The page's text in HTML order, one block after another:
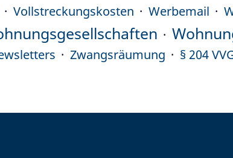
Vollstreckungskosten Werbemail
Zwangsräumung § 204